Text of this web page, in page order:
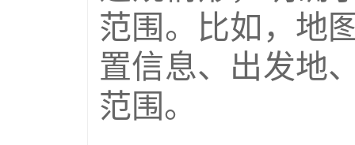
范围。比如，地
置信息、出发地
范围。